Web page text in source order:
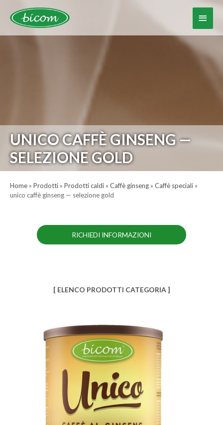
contenuto
Menu
UNICO CAFFÈ GINSENG —
SELEZIONE GOLD
Home » Prodotti » Prodotti caldi » Caffè ginseng » Caffè speciali »
unico caffè ginseng — selezione gold
RICHIEDI INFORMAZIONI
[ ELENCO PRODOTTI CATEGORIA ]